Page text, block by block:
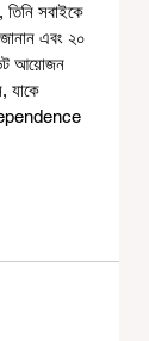
তিনি সবাইকে
এবং ২০
আয়োজন
যাকে